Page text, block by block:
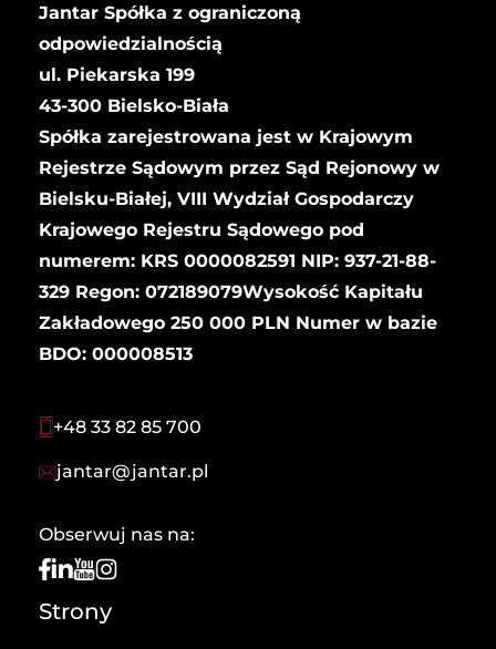
Jantar Spółka z ograniczoną
odpowiedzialnością
ul. Piekarska 199
43-300 Bielsko-Biała
Spółka zarejestrowana jest w Krajowym
Rejestrze Sądowym przez Sąd Rejonowy w
Bielsku-Białej, VIII Wydział Gospodarczy
Krajowego Rejestru Sądowego pod
numerem: KRS 0000082591 NIP: 937-21-88-
329 Regon: 072189079Wysokość Kapitału
Zakładowego 250 000 PLN Numer w bazie
BDO: 000008513
+48 33 82 85 700
jantar@jantar.pl
Obserwuj nas na:
Strony